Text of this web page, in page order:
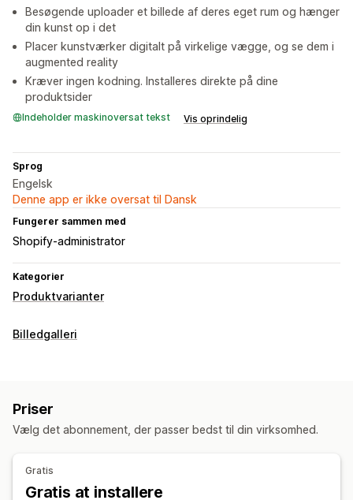
Besøgende uploader et billede af deres eget rum og hænger
din kunst op i det
Placer kunstværker digitalt på virkelige vægge, og se dem i
augmented reality
Kræver ingen kodning. Installeres direkte på dine
produktsider
Indeholder maskinoversat tekst Vis oprindelig
Sprog
Engelsk
Denne app er ikke oversat til Dansk
Fungerer sammen med
Shopify-administrator
Kategorier
Produktvarianter
Billedgalleri
Priser
Vælg det abonnement, der passer bedst til din virksomhed.
Gratis
Gratis at installere